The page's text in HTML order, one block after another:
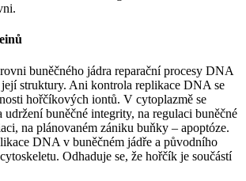
buněčného jádra reparační procesy DNA
její struktury. Ani kontrola replikace DNA se
hořčíkových iontů. V cytoplazmě se
buněčné integrity, na regulaci buněčné
na plánovaném zániku buňky –⁠ apoptóze.
DNA v buněčném jádře a původního
Odhaduje se, že hořčík je součástí